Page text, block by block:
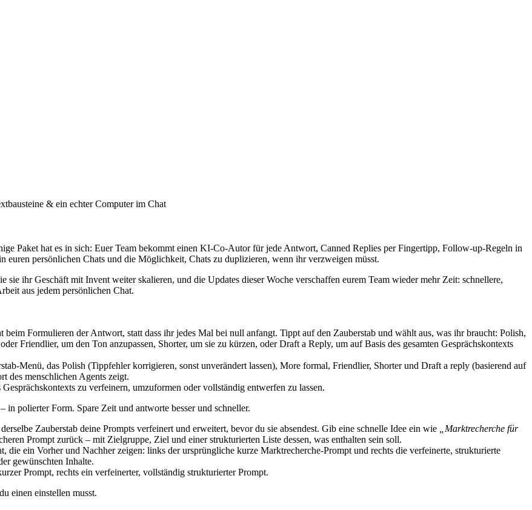
& ein echter Computer im Chat
Paket hat es in sich: Euer Team bekommt einen KI-Co-Autor für jede Antwort, Canned Replies per Fingertipp, Follow-up-Regeln in
persönlichen Chats und die Möglichkeit, Chats zu duplizieren, wenn ihr verzweigen müsst.
ihr Geschäft mit Invent weiter skalieren, und die Updates dieser Woche verschaffen eurem Team wieder mehr Zeit: schnellere,
aus jedem persönlichen Chat.
Formulieren der Antwort, statt dass ihr jedes Mal bei null anfangt. Tippt auf den Zauberstab und wählt aus, was ihr braucht: Polish,
Friendlier, um den Ton anzupassen, Shorter, um sie zu kürzen, oder Draft a Reply, um auf Basis des gesamten Gesprächskontexts
zu verfeinern, umzuformen oder vollständig entwerfen zu lassen.
in polierter Form. Spare Zeit und antworte besser und schneller.
Zauberstab deine Prompts verfeinert und erweitert, bevor du sie absendest. Gib eine schnelle Idee ein wie
„Marktrecherche für
Prompt zurück – mit Zielgruppe, Ziel und einer strukturierten Liste dessen, was enthalten sein soll.
Prompt, rechts ein verfeinerter, vollständig strukturierter Prompt.
einen einstellen musst.